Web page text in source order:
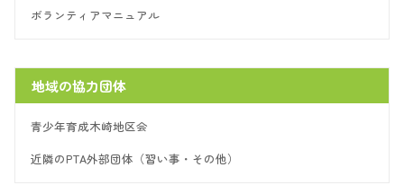
ボランティアマニュアル
地域の協力団体
青少年育成木崎地区会
近隣のPTA外部団体（習い事・その他）